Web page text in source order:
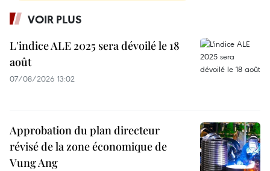
VOIR PLUS
L'indice ALE 2025 sera dévoilé le 18
août
07/08/2026 13:02
Approbation du plan directeur
révisé de la zone économique de
Vung Ang